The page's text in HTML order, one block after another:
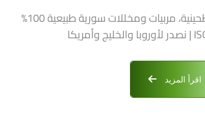
قمر الدين، زيت زيتون، حلاوة طحينية، مربيات ومخللات سورية طبيعية 100%
اقرأ المزيد